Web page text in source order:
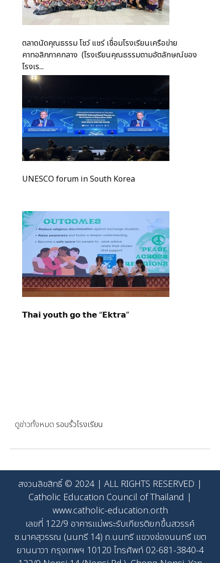
ตลาดนัดคุณธรรม โชว์ แชร์ เชื่อมโรงเรียนเครือข่าย
คาทอลิกภาคกลาง (โรงเรียนคุณธรรมตามอัตลักษณ์ของ
โรงเร...
UNESCO forum in South Korea
𝗧𝗵𝗮𝗶 𝘆𝗼𝘂𝘁𝗵 𝗴𝗼 𝘁𝗵𝗲 “𝗘𝗸𝘁𝗿𝗮”
ดูข่าวทั้งหมด รอบรั้วโรงเรียน
สงวนลิขสิทธิ์ © 2024 | ALL RIGHTS RESERVED |
Catholic Education Council of Thailand |
www.catholic-education.or.th
เลขที่ 122/9 อาคารแม่พระรับเกียรติยกขึ้นสวรรค์
ซ.นาคสุวรรณ (นนทรี 14) ถ.นนทรี แขวงช่องนนทรี เขต
ยานนาวา กรุงเทพฯ 10120 โทรศัพท์ 02-681-3840-4